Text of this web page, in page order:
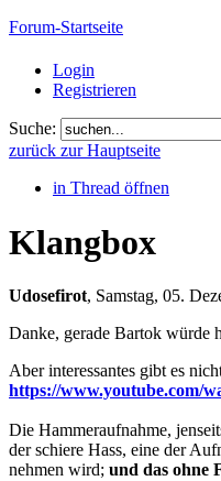
Forum-Startseite
Login
Registrieren
Suche:
zurück zur Hauptseite
in Thread öffnen
Klangbox
Udosefirot, Samstag, 05.
Danke, gerade Bartok würde
Aber interessantes gibt es
https://www.youtube.com/
Die Hammeraufnahme,
der schiere Hass, eine der
nehmen wird; und das ohne